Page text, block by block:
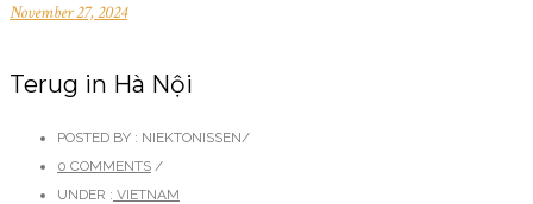
November 27, 2024
Terug in Hà Nội
POSTED BY : NIEKTONISSEN/
0 COMMENTS /
UNDER : VIETNAM